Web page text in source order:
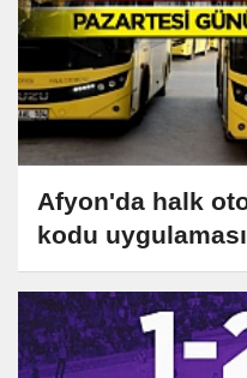
Afyon'da halk
kodu